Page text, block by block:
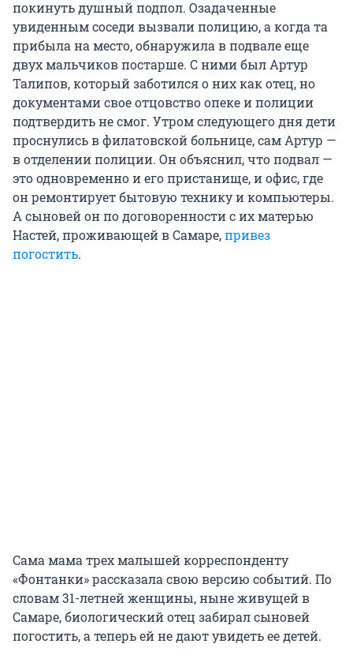
покинуть душный подпол. Озадаченные
увиденным соседи вызвали полицию, а когда та
прибыла на место, обнаружила в подвале еще
двух мальчиков постарше. С ними был Артур
Талипов, который заботился о них как отец, но
документами свое отцовство опеке и полиции
подтвердить не смог. Утром следующего дня дети
проснулись в филатовской больнице, сам Артур —
в отделении полиции. Он объяснил, что подвал —
это одновременно и его пристанище, и офис, где
он ремонтирует бытовую технику и компьютеры.
А сыновей он по договоренности с их матерью
Настей, проживающей в Самаре,привез
погостить.
Сама мама трех малышей корреспонденту
«Фонтанки» рассказала свою версию событий. По
словам 31-летней женщины, ныне живущей в
Самаре, биологический отец забирал сыновей
погостить, а теперь ей не дают увидеть ее детей.